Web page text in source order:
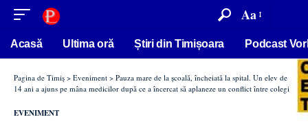
conținut Aa
Acasă Ultima oră Știri din Timișoara Podcast
Pagina de Timiș > Eveniment > Pauza mare de la școală, încheiată la spital. Un elev de
14 ani a ajuns pe mâna medicilor după ce a încercat să aplaneze un conflict între colegi
EVENIMENT